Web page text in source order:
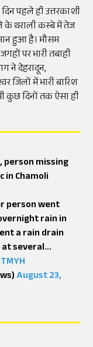
पहले ही उत्तरकाशी
के थराली कस्बे में तेज
हुआ है। मौसम
पर भारी तबाही
ने देहरादून,
जिलों में भारी बारिश
कुछ दिनों तक ऐसा ही
person missing
in Chamoli
person went
rain in
a rain drain
several…
August 23,